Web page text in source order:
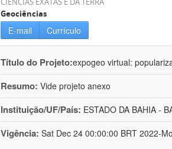
Geociências
E-mail Currículo
Título do Projeto:expogeo virtual:
Resumo: Vide projeto anexo
Instituição/UF/País: ESTADO DA BAHIA -
Vigência: Sat Dec 24 00:00:00 BRT 2022-